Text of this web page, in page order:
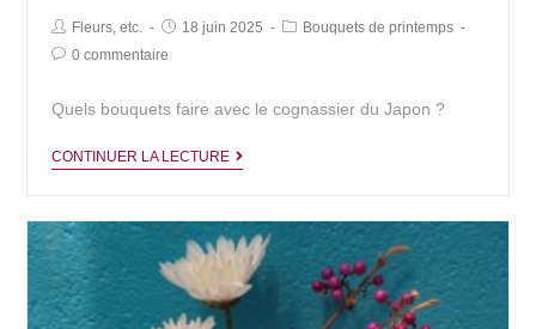
Post
Author:
Fleurs, etc.
Post18 juin 2025
PostBouquets de printemps
Post0 commentaire
Quels bouquets faire avec le cognassier du Japon ?
CONTINUER LA LECTURE
Variations